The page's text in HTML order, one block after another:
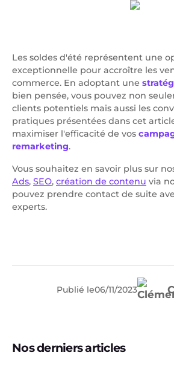
Les soldes d'été représentent une
exceptionnelle pour accroître les
commerce. En adoptant une
bien pensée, vous pouvez non
clients potentiels mais aussi les
pratiques présentées dans cet
maximiser l'efficacité de vos
remarketing.
Vous souhaitez en savoir plus sur
Ads, SEO, création de contenu via
pouvez prendre contact de suite
experts.
Publié le06/11/2023
Nos derniers articles